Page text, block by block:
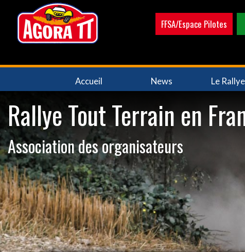
contenu
principal
FFSA/Espace Pilotes
Navigation
principale
Accueil News Le
Rallye Tout Terrain en
Association des organisateurs